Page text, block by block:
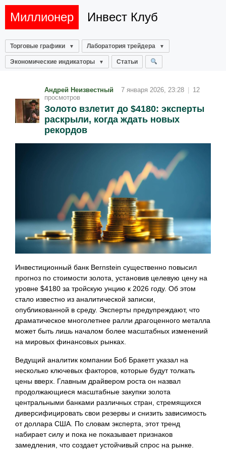
Миллионер Инвест Клуб
Торговые графики Лаборатория трейдера
Экономические индикаторы Статьи
Андрей Неизвестный 7 января 2026, 23:28
12
просмотров
Золото взлетит до $4180: эксперты
раскрыли, когда ждать новых
рекордов
Инвестиционный банк Bernstein существенно повысил
прогноз по стоимости золота, установив целевую цену на
уровне $4180 за тройскую унцию к 2026 году. Об этом
стало известно из аналитической записки,
опубликованной в среду. Эксперты предупреждают, что
драматическое многолетнее ралли драгоценного металла
может быть лишь началом более масштабных изменений
на мировых финансовых рынках.
Ведущий аналитик компании Боб Бракетт указал на
несколько ключевых факторов, которые будут толкать
цены вверх. Главным драйвером роста он назвал
продолжающиеся масштабные закупки золота
центральными банками различных стран, стремящихся
диверсифицировать свои резервы и снизить зависимость
от доллара США. По словам эксперта, этот тренд
набирает силу и пока не показывает признаков
замедления, что создает устойчивый спрос на рынке.